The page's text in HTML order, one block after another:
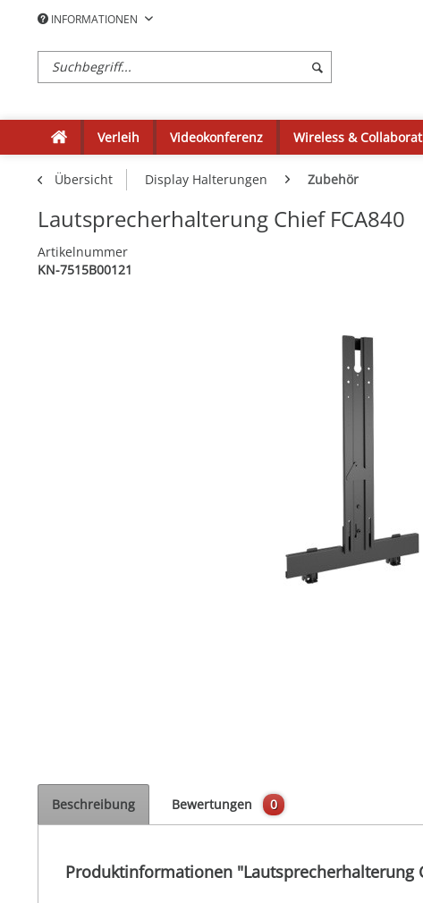
INFORMATIONEN
Verleih Videokonferenz Wireless &
Übersicht Display Halterungen Zubehör
Lautsprecherhalterung Chief FCA840
Artikelnummer
KN-7515B00121
Beschreibung Bewertungen 0
Produktinformationen "Lautsprecherhalterung